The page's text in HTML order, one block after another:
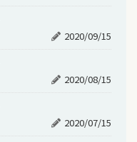
2020/09/15
2020/08/15
2020/07/15